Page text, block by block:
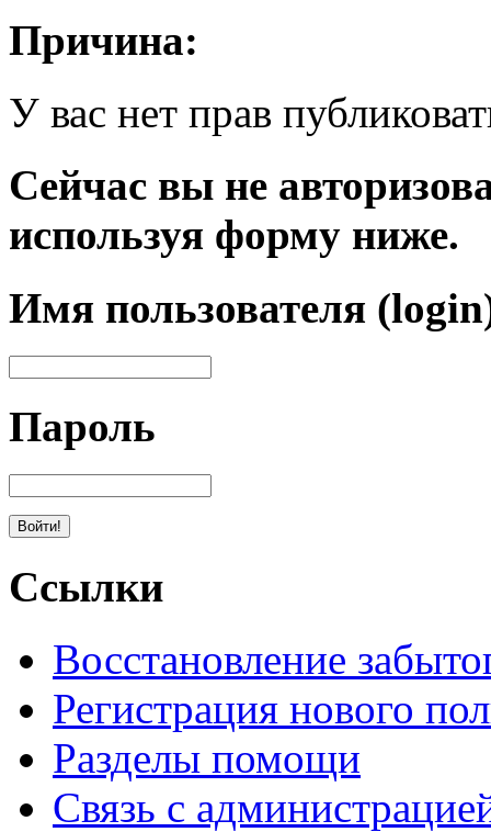
Причина:
У вас нет прав
Сейчас вы не
используя форму ниже.
Имя пользователя
Пароль
Ссылки
Восстановление
Регистрация нового
Разделы помощи
Связь с